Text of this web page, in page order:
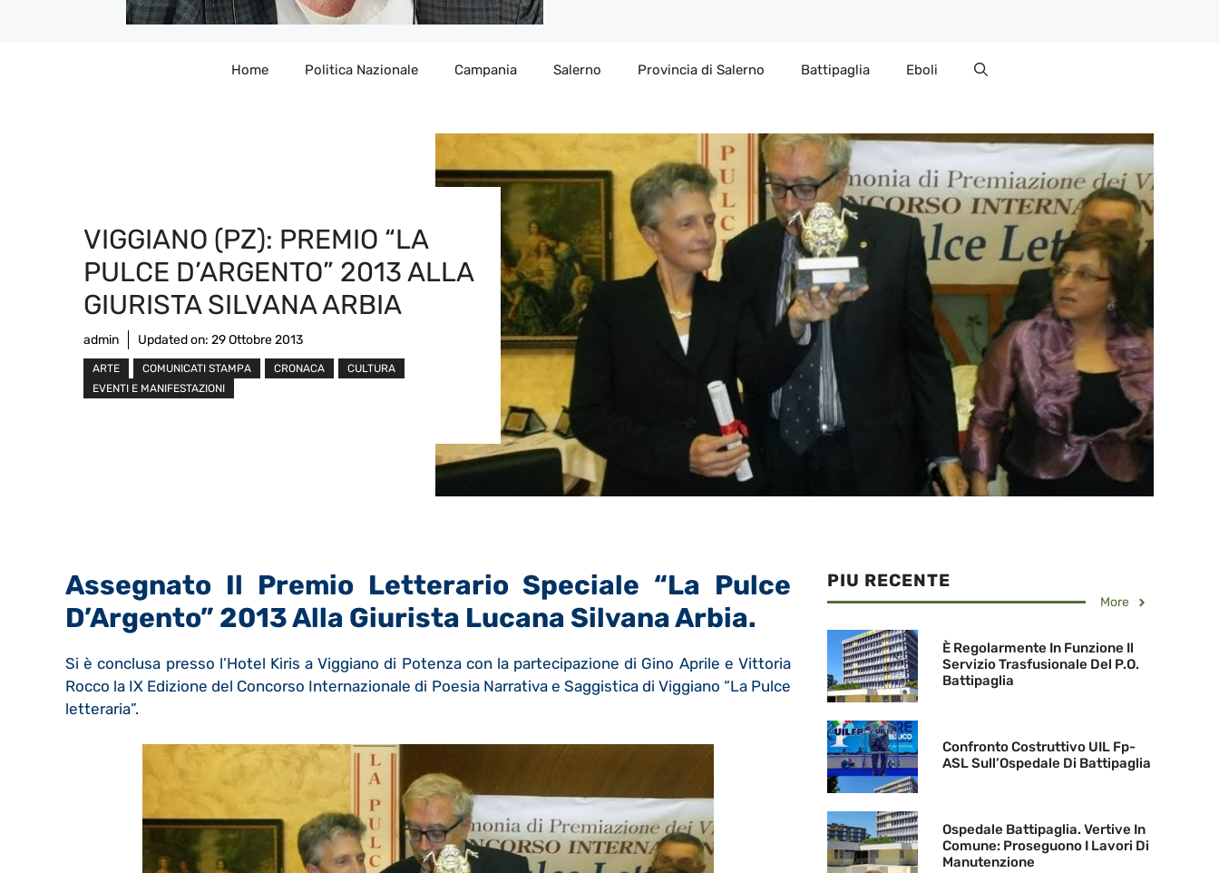
Home Politica Nazionale Campania Salerno Provincia di Salerno Battipaglia Eboli
VIGGIANO (PZ): PREMIO “LA
PULCE D’ARGENTO” 2013 ALLA
GIURISTA SILVANA ARBIA
admin Updated on: 29 Ottobre 2013
ARTE COMUNICATI STAMPA CRONACA
CULTURA
EVENTI E MANIFESTAZIONI
Assegnato Il Premio Letterario Speciale “La Pulce
D’Argento” 2013 Alla Giurista Lucana Silvana Arbia.
Si è conclusa presso l’Hotel Kiris a Viggiano di Potenza con la partecipazione di Gino Aprile e Vittoria
Rocco la IX Edizione del Concorso Internazionale di Poesia Narrativa e Saggistica di Viggiano “La Pulce
letteraria”.
PIU RECENTE
More
È Regolarmente In Funzione Il
Servizio Trasfusionale Del P.O.
Battipaglia
Confronto Costruttivo UIL Fp-
ASL Sull’Ospedale Di Battipaglia
Ospedale Battipaglia. Vertive In
Comune: Proseguono I Lavori Di
Manutenzione